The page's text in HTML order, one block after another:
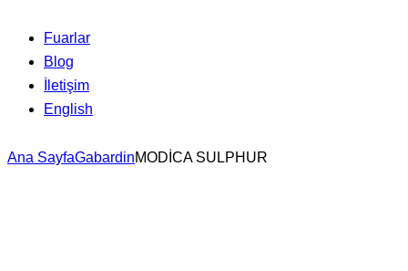
Fuarlar
Blog
İletişim
English
Ana SayfaGabardinMODİCA SULPHUR